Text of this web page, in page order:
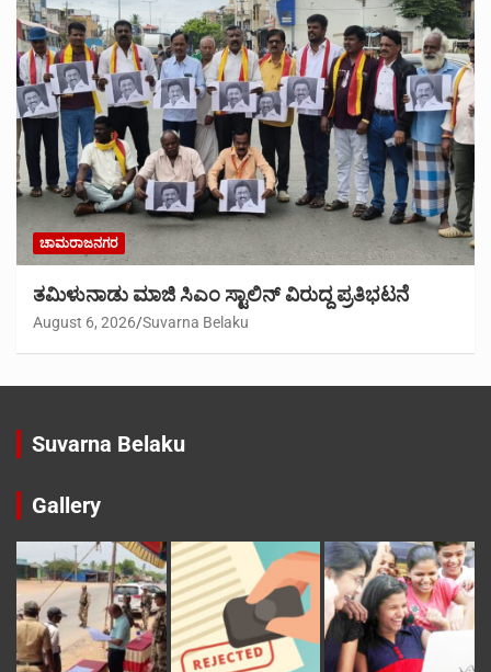
ಚಾಮರಾಜನಗರ
ತಮಿಳುನಾಡು ಮಾಜಿ ಸಿಎಂ ಸ್ಟಾಲಿನ್ ವಿರುದ್ದ ಪ್ರತಿಭಟನೆ
August 6, 2026 Suvarna Belaku
Suvarna Belaku
Gallery